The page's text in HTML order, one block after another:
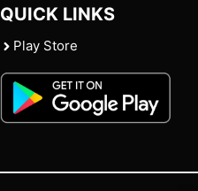
QUICK LINKS
Play Store